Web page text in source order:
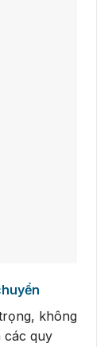
không
các quy